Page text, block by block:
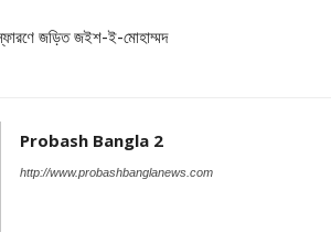
জড়িত জইশ-ই-মোহাম্মদ
Probash Bangla 2
http://www.probashbanglanews.com